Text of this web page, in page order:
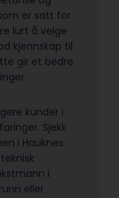
er satt for
lurt å velge
kjennskap til
gir et bedre
kunder i
Sjekk
i Hauknes
i
eller